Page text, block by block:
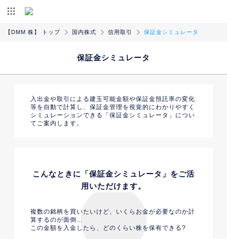
【DMM 株】 トップ 国内株式 信用取引 保証金シミュレータ
保証金シミュレータ
入出金や取引による建玉可能金額や保証金預託率の変化
等を自動で計算し、 保証金管理を視覚的にわかりやすく
シミュレーションできる「保証金シミュレータ」につい
てご案内します。
こんなときに「保証金シミュレータ」をご活
用いただけます。
複数の銘柄を買いたいけど、いくらお金が必要なのか計
算するのが面倒…
この金額を入金したら、どのくらい株を保有できる?